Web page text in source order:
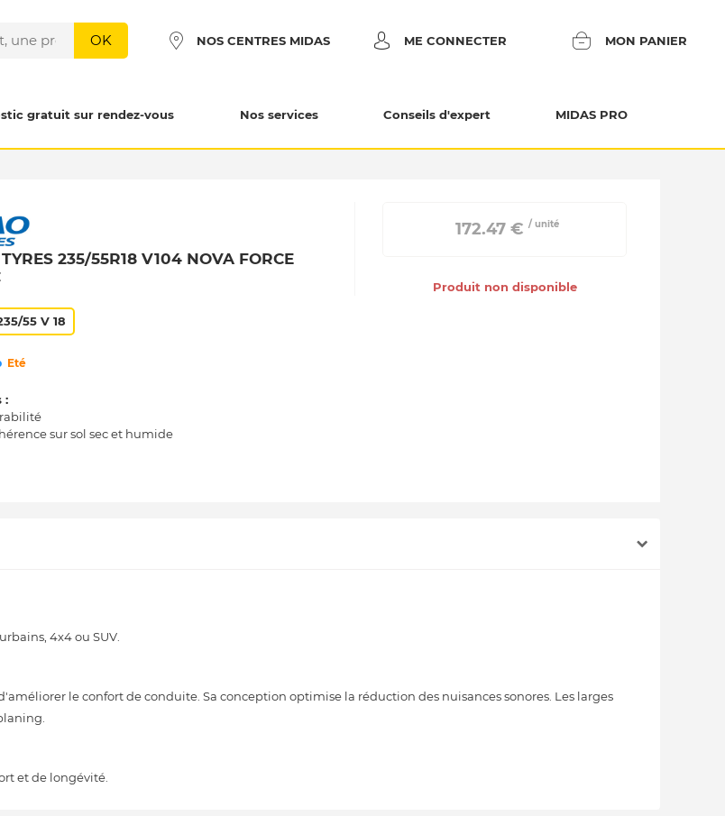
OK NOS CENTRES MIDAS ME CONNECTER MON PANIER
gratuit sur rendez-vous Nos services Conseils d'expert MIDAS PRO
235/55R18 V104 NOVA FORCE
55 V 18
Eté
:
sur sol sec et humide
172.47 € / unité
Produit non disponible
4x4 ou SUV.
le confort de conduite. Sa conception optimise la réduction des nuisances sonores. Les larges
et de longévité.